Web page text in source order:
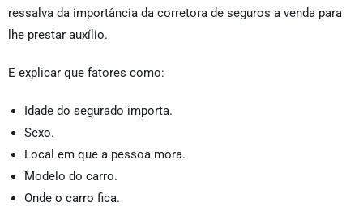
ressalva da importância da corretora de seguros a venda para
lhe prestar auxílio.
E explicar que fatores como:
Idade do segurado importa.
Sexo.
Local em que a pessoa mora.
Modelo do carro.
Onde o carro fica.